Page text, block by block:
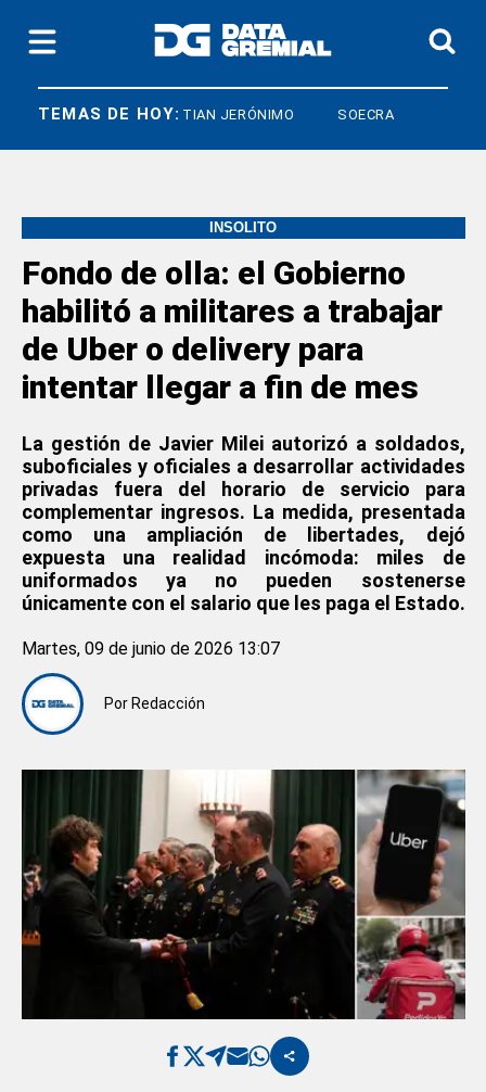
TEMAS DE HOY:
CRISTIAN JERÓNIMO SOECRA
INSÓLITO
Fondo de olla: el Gobierno
habilitó a militares a trabajar
de Uber o delivery para
intentar llegar a fin de mes
La gestión de Javier Milei autorizó a soldados,
suboficiales y oficiales a desarrollar actividades
privadas fuera del horario de servicio para
complementar ingresos. La medida, presentada
como una ampliación de libertades, dejó
expuesta una realidad incómoda: miles de
uniformados ya no pueden sostenerse
únicamente con el salario que les paga el Estado.
Por Redacción
Martes, 09 de junio de 2026 13:07